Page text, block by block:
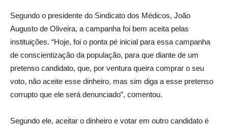
Segundo o presidente do Sindicato dos Médicos, João
Augusto de Oliveira, a campanha foi bem aceita pelas
instituições. “Hoje, foi o ponta pé inicial para essa campanha
de conscientização da população, para que diante de um
pretenso candidato, que, por ventura queira comprar o seu
voto, não aceite esse dinheiro, mas sim diga a esse pretenso
corrupto que ele será denunciado”, comentou.
Segundo ele, aceitar o dinheiro e votar em outro candidato é